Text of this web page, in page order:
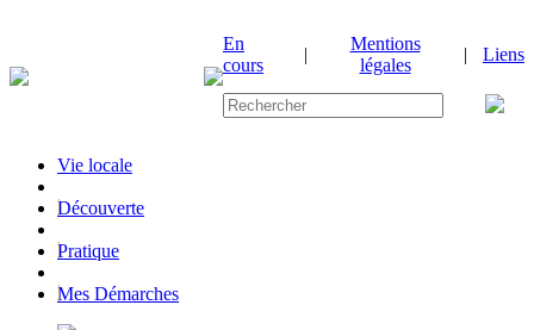
En
cours
|
Mentions
légales
| Liens
Vie locale
|Découverte
|Pratique
|Mes Démarches